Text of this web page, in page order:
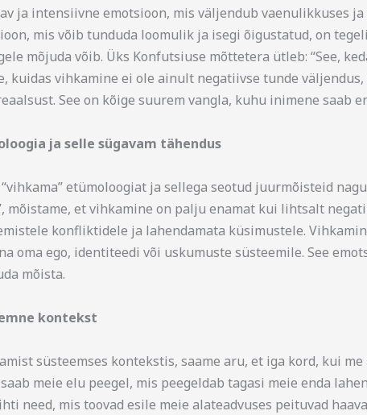
ja intensiivne emotsioon, mis väljendub vaenulikkuses
mis võib tunduda loomulik ja isegi õigustatud, on
mõjuda võib. Üks Konfutsiuse mõttetera ütleb: “See,
kuidas vihkamine ei ole ainult negatiivse tunde
See on kõige suurem vangla, kuhu inimene saab
ja selle sügavam tähendus
etümoloogiat ja sellega seotud juurmõisteid nagu
mõistame, et vihkamine on palju enamat kui lihtsalt
konfliktidele ja lahendamata küsimustele.
oma ego, identiteedi või uskumuste süsteemile. See
mõista.
kontekst
süsteemses kontekstis, saame aru, et iga kord, kui
meie elu peegel, mis peegeldab tagasi meie enda
need, mis toovad esile meie alateadvuses peituvad